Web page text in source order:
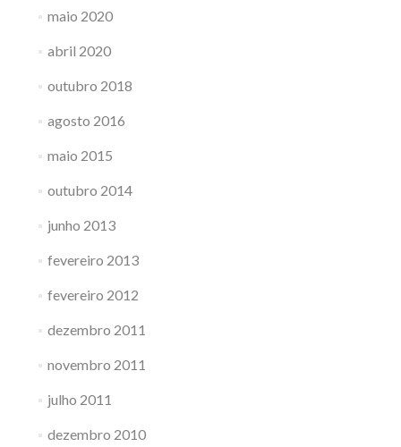
maio 2020
abril 2020
outubro 2018
agosto 2016
maio 2015
outubro 2014
junho 2013
fevereiro 2013
fevereiro 2012
dezembro 2011
novembro 2011
julho 2011
dezembro 2010